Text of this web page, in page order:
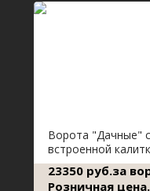
Ворота "Дачные"
встроенной
23350 руб.за
Розничная цена.